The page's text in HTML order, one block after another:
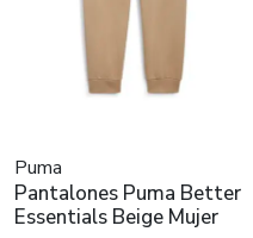
Puma
Pantalones Puma Better
Essentials Beige Mujer